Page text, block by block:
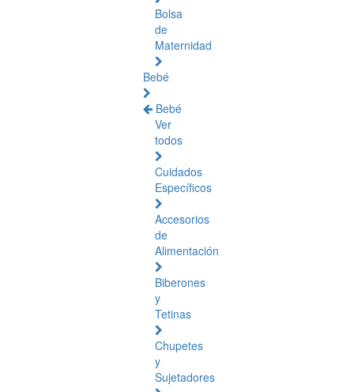
Bolsa
de
Maternidad
Bebé
Bebé
Ver
todos
Cuidados
Específicos
Accesorios
de
Alimentación
Biberones
y
Tetinas
Chupetes
y
Sujetadores